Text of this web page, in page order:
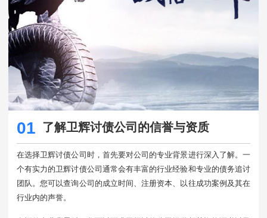
01 了解卫辉讨债公司的信誉与资质
在选择卫辉讨债公司时，首先要对公司的专业背景进行深入了解。一
个有实力的卫辉讨债公司通常会有丰富的行业经验和专业的债务追讨
团队。您可以查询公司的成立时间、注册资本、以往成功案例及其在
行业内的声誉。